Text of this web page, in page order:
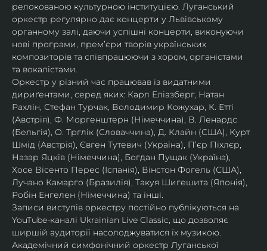
релокованою культурною інституцією. Луганський
оркестр регулярно дає концерти у Львівському
органному залі, даючи успішні концерти, виконуючи
нові програми, прем’єри творів українських
композиторів та співпрацюючи з хором, органістами
та вокалістами.
Оркестр у різний час працював із видатними
дириґентами, серед яких: Карл Еліазберг, Натан
Рахлін, Стефан Турчак, Володимир Кожухар, К. Етті
(Австрія), Ф. Моргенштерн (Німеччина), В. Ленардс
(Бельгія), О. Трглік (Словаччина), Д. Клайн (США), Курт
Шмід (Австрія), Євген Тутевич (Україна), П’єр Піхлєр,
Назар Яцків (Німеччина), Богдан Пущак (Україна),
Хосе Вісенто Перес (Іспанія), Вінстон Фогель (США),
Лучано Камарго (Бразилія), Такуя Шигешита (Японія),
Робін Енгелен (Німеччина) та інші.
Записи виступів оркестру постійно публікуються на
YouTube-каналі Ukrainian Live Classic, що дозволяє
ширшій аудиторії насолоджуватися їх музикою​.
Академічний симфонічний оркестр Луганської